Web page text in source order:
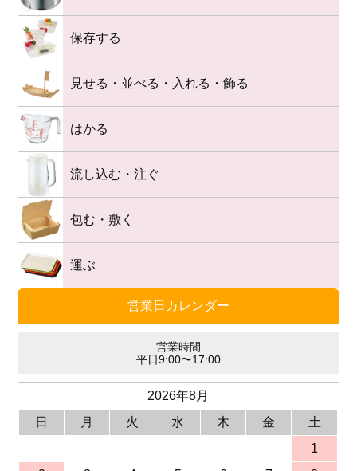
営業日カレンダー
営業時間
平日9:00〜17:00
2026年8月
日
月 火 水 木 金
土
1
保存する
見せる・並べる・入れる・飾る
はかる
流し込む・注ぐ
包む・敷く
運ぶ